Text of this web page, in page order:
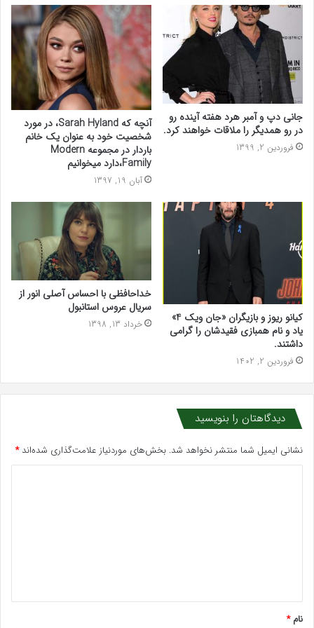
جانی دپ و آمبر هرد هفته آینده رو
در رو همدیگر را ملاقات خواهند کرد.
فروردین 2, 1399
آنچه که Sarah Hyland، در مورد
شخصیت خود به عنوان یک خانم
باردار در مجموعه Modern
Family،دارد میخوانیم
آبان 19, 1397
کیانو ریوز و بازیگران «جان ویک 4»
یاد و نام همبازی فقیدشان را گرامی
داشتند.
فروردین 2, 1402
خداحافظی با احساس آصلی انور از
سریال عروس استانبول
خرداد 13, 1398
دیدگاهتان را بنویسید
نشانی ایمیل شما منتشر نخواهد شد. بخش‌های موردنیاز علامت‌گذاری شده‌اند*
*
نام*